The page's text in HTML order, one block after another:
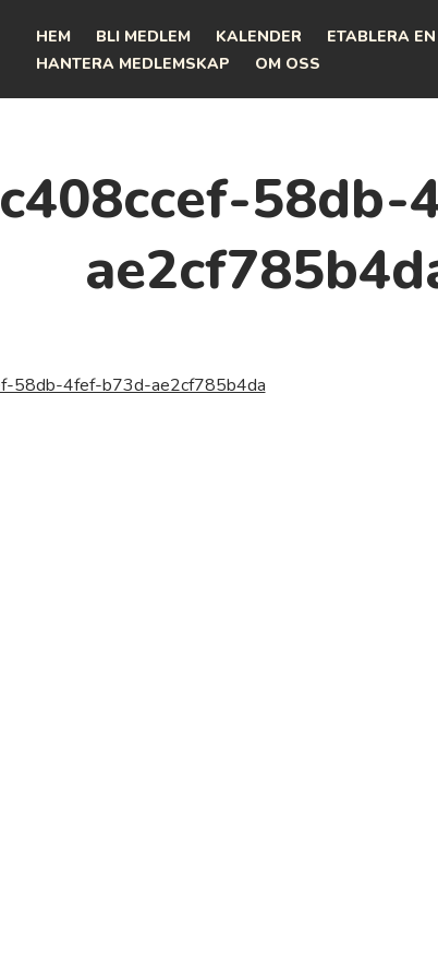
HEM BLI MEDLEM KALENDER ETABLERA
HANTERA MEDLEMSKAP
OM OSS
c408ccef-